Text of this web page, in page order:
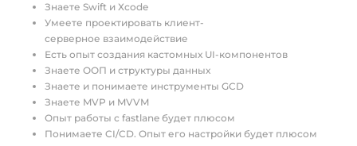
Знаете Swift и Хсode
Умеете проектировать клиент-
серверное взаимодействие
Есть опыт создания кастомных UI-компонентов
Знаете ООП и структуры данных
Знаете и понимаете инструменты GCD
Знаете MVP и MVVM
Опыт работы с fastlane будет плюсом
Понимаете CI/CD. Опыт его настройки будет плюсом